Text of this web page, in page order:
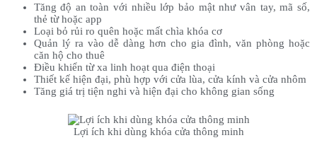
Tăng độ an toàn với nhiều lớp bảo mật như vân tay, mã số,
thẻ từ hoặc app
Loại bỏ rủi ro quên hoặc mất chìa khóa cơ
Quản lý ra vào dễ dàng hơn cho gia đình, văn phòng hoặc
căn hộ cho thuê
Điều khiển từ xa linh hoạt qua điện thoại
Thiết kế hiện đại, phù hợp với cửa lùa, cửa kính và cửa nhôm
Tăng giá trị tiện nghi và hiện đại cho không gian sống
Lợi ích khi dùng khóa cửa thông minh